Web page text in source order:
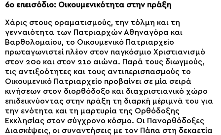
6ο επεισόδιο: Οικουμενικότητα στην πράξη
Χάρις στους οραματισμούς, την τόλμη και τη
γενναιότητα των Πατριαρχών Αθηναγόρα και
Βαρθολομαίου, το Οικουμενικό Πατριαρχείο
πρωταγωνιστεί πλέον στον παγκόσμιο Χριστιανισμό
στον 20ο και στον 21ο αιώνα. Παρά τους διωγμούς,
τις αντιξοότητες και τους αντιπερισπασμούς το
Οικουμενικό Πατριαρχείο προβαίνει σε μία σειρά
κινήσεων στον διορθόδοξο και διαχριστιανικό χώρο
επιδεικνύοντας στην πράξη τη διαρκή μέριμνά του για
την ενότητα και τη μαρτυρία της Ορθόδοξης
Εκκλησίας στον σύγχρονο κόσμο. Οι Πανορθόδοξες
Διασκέψεις, οι συναντήσεις με τον Πάπα στη δεκαετία